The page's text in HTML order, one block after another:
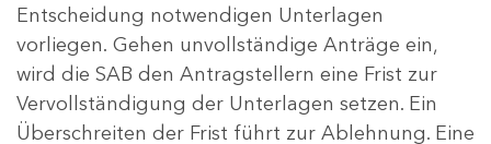
Entscheidung notwendigen Unterlagen
vorliegen. Gehen unvollständige Anträge ein,
wird die SAB den Antragstellern eine Frist zur
Vervollständigung der Unterlagen setzen. Ein
Überschreiten der Frist führt zur Ablehnung. Eine